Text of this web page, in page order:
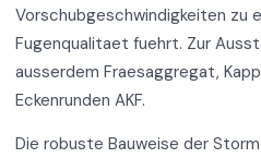
Vorschubgeschwindigkeiten zu
Fugenqualitaet fuehrt. Zur
ausserdem Fraesaggregat,
Eckenrunden AKF.
Die robuste Bauweise der